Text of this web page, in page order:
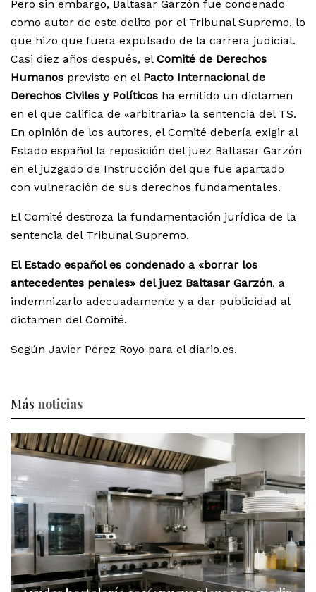
Pero sin embargo, Baltasar Garzón fue condenado
como autor de este delito por el Tribunal Supremo, lo
que hizo que fuera expulsado de la carrera judicial.
Casi diez años después, el Comité de Derechos
Humanos previsto en el Pacto Internacional de
Derechos Civiles y Políticos ha emitido un dictamen
en el que califica de «arbitraria» la sentencia del TS.
En opinión de los autores, el Comité debería exigir al
Estado español la reposición del juez Baltasar Garzón
en el juzgado de Instrucción del que fue apartado
con vulneración de sus derechos fundamentales.
El Comité destroza la fundamentación jurídica de la
sentencia del Tribunal Supremo.
El Estado español es condenado a «borrar los
antecedentes penales» del juez Baltasar Garzón, a
indemnizarlo adecuadamente y a dar publicidad al
dictamen del Comité.
Según Javier Pérez Royo para el diario.es.
Más noticias